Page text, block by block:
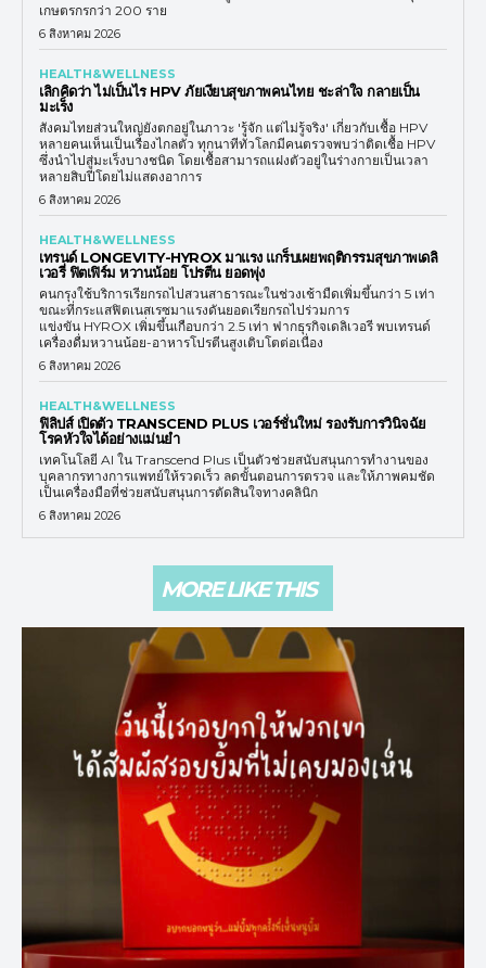
เกษตรกรกว่า 200 ราย
6 สิงหาคม 2026
HEALTH&WELLNESS
เลิกคิดว่า ไม่เป็นไร HPV ภัยเงียบสุขภาพคนไทย ชะล่าใจ กลายเป็น
มะเร็ง
สังคมไทยส่วนใหญ่ยังตกอยู่ในภาวะ 'รู้จัก แต่ไม่รู้จริง' เกี่ยวกับเชื้อ HPV
หลายคนเห็นเป็นเรื่องไกลตัว ทุกนาทีทั่วโลกมีคนตรวจพบว่าติดเชื้อ HPV
ซึ่งนำไปสู่มะเร็งบางชนิด โดยเชื้อสามารถแฝงตัวอยู่ในร่างกายเป็นเวลา
หลายสิบปีโดยไม่แสดงอาการ
6 สิงหาคม 2026
HEALTH&WELLNESS
เทรนด์ LONGEVITY-HYROX มาแรง แกร็บเผยพฤติกรรมสุขภาพเดลิ
เวอรี่ ฟิตเฟิร์ม หวานน้อย โปรตีน ยอดพุ่ง
คนกรุงใช้บริการเรียกรถไปสวนสาธารณะในช่วงเช้ามืดเพิ่มขึ้นกว่า 5 เท่า
ขณะที่กระแสฟิตเนสเรซมาแรงดันยอดเรียกรถไปร่วมการ
แข่งขัน HYROX เพิ่มขึ้นเกือบกว่า 2.5 เท่า ฟากธุรกิจเดลิเวอรี พบเทรนด์
เครื่องดื่มหวานน้อย-อาหารโปรตีนสูงเติบโตต่อเนื่อง
6 สิงหาคม 2026
HEALTH&WELLNESS
ฟิลิปส์ เปิดตัว TRANSCEND PLUS เวอร์ชั่นใหม่ รองรับการวินิจฉัย
โรคหัวใจได้อย่างแม่นยำ
เทคโนโลยี AI ใน Transcend Plus เป็นตัวช่วยสนับสนุนการทำงานของ
บุคลากรทางการแพทย์ให้รวดเร็ว ลดขั้นตอนการตรวจ และให้ภาพคมชัด
เป็นเครื่องมือที่ช่วยสนับสนุนการตัดสินใจทางคลินิก
6 สิงหาคม 2026
MORE LIKE THIS